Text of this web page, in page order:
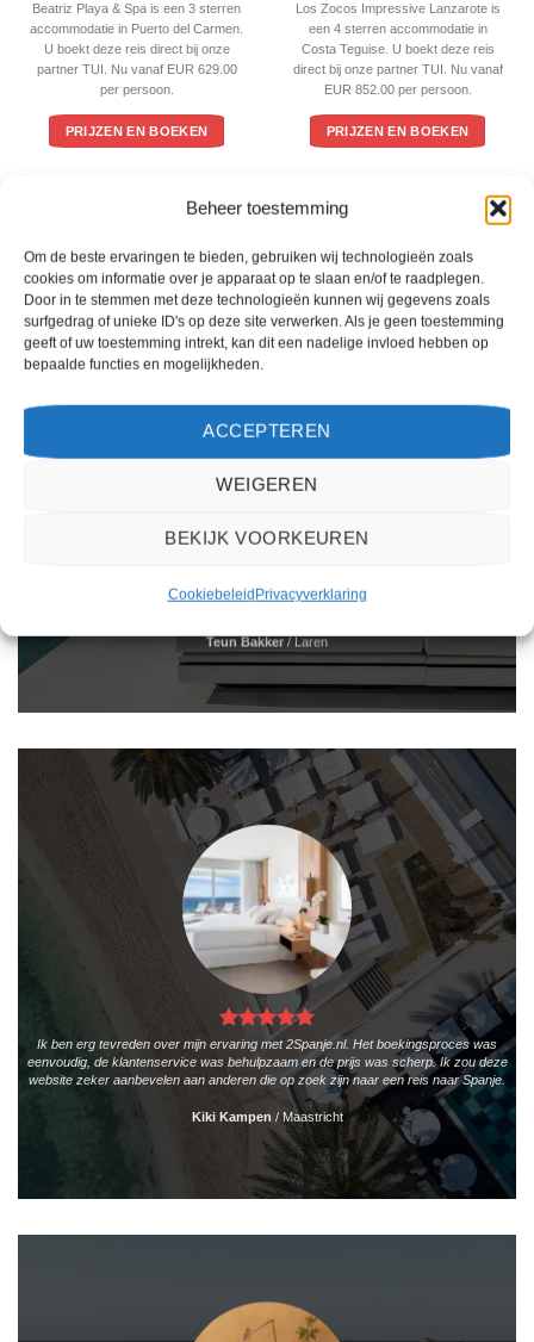
Beheer toestemming
Om de beste ervaringen te bieden, gebruiken wij technologieën zoals
cookies om informatie over je apparaat op te slaan en/of te raadplegen.
Door in te stemmen met deze technologieën kunnen wij gegevens zoals
surfgedrag of unieke ID's op deze site verwerken. Als je geen toestemming
geeft of uw toestemming intrekt, kan dit een nadelige invloed hebben op
bepaalde functies en mogelijkheden.
ACCEPTEREN
WEIGEREN
BEKIJK VOORKEUREN
CookiebeleidPrivacyverklaring
3uit 5
Beatriz Playa & Spa is een 3 sterren
accommodatie in Puerto del Carmen.
U boekt deze reis direct bij onze
partner TUI. Nu vanaf EUR 629.00
per persoon.
PRIJZEN EN BOEKEN
4 uit 5
Los Zocos Impressive Lanzarote is
een 4 sterren accommodatie in
Costa Teguise. U boekt deze reis
direct bij onze partner TUI. Nu vanaf
EUR 852.00 per persoon.
PRIJZEN EN BOEKEN
WAT ZE OVER ONS ZEGGEN
Het boeken van een reis via 2Spanje.nl was eenvoudig en duidelijk. De website is
vakantie te vinden. De zoekresultaten zijn overzichtelijk en tonen alle belangrijke
informatie, zoals de prijs, sterren en de locatie.
Teun Bakker / Laren
Ik ben erg tevreden over mijn ervaring met 2Spanje.nl. Het boekingsproces was
eenvoudig, de klantenservice was behulpzaam en de prijs was scherp. Ik zou deze
website zeker aanbevelen aan anderen die op zoek zijn naar een reis naar Spanje.
Kiki Kampen /Maastricht